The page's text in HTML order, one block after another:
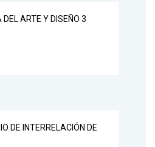
ARTE Y DISEÑO 3
DE INTERRELACIÓN DE